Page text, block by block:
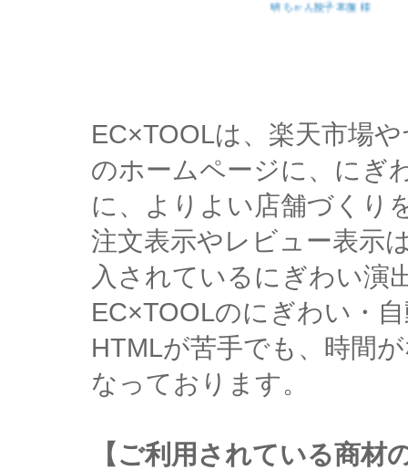
研ちゃん餃子本舗 様
EC×TOOLは、楽天市場
のホームページに、にぎ
に、よりよい店舗づくり
注文表示やレビュー表示
入されているにぎわい演
EC×TOOLのにぎわい・
HTMLが苦手でも、時間
なっております。
【ご利用されている商材